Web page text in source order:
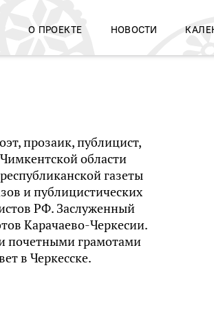
О ПРОЕКТЕ НОВОСТИ
прозаик, публицист,
области
газеты
и публицистических
РФ. Заслуженный
Карачаево-Черкесии.
почетными грамотами
в Черкесске.